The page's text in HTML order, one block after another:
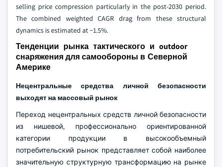
selling price compression particularly in the post-2030 period.
The combined weighted CAGR drag from these structural
dynamics is estimated at −1.5%.
Тенденции рынка тактического и outdoor
снаряжения для самообороны в Северной
Америке
Нецентральные средства личной безопасности
выходят на массовый рынок
Переход нецентральных средств личной безопасности
из нишевой, профессионально ориентированной
категории продукции в высокообъемный
потребительский рынок представляет собой наиболее
значительную структурную трансформацию на рынке